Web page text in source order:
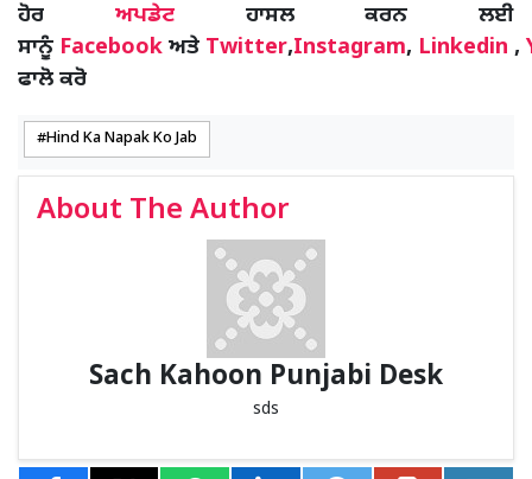
ਹੋਰ ਅਪਡੇਟਹਾਸਲ ਕਰਨ ਲਈ
ਸਾਨੂੰ Facebook ਅਤੇ Twitter,Instagram, Linkedin ,
ਫਾਲੋ ਕਰੋ
Hind Ka Napak Ko Jab
About The Author
Sach Kahoon Punjabi Desk
sds